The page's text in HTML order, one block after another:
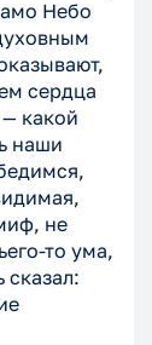
Небо
сердца
какой
наши
не
то ума,
сказал: